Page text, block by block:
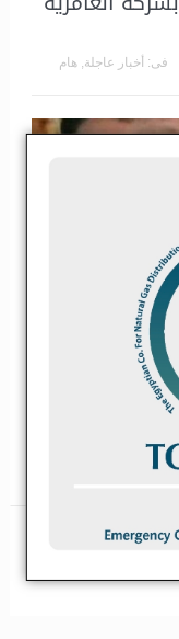
فى: أخبار عاجلة هام
والثروة المعدنية